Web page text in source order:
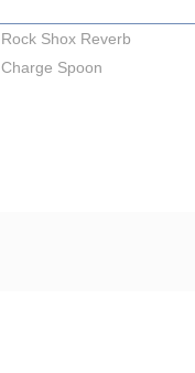
Rock Shox Reverb
Charge Spoon